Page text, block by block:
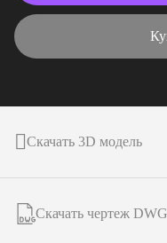
Скачать 3D модель
Скачать чертеж DWG